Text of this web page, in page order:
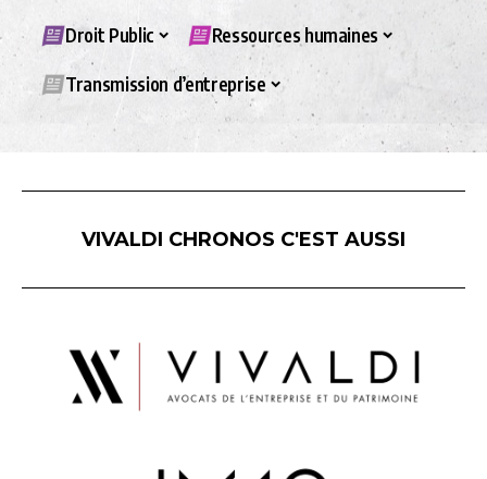
Droit Public Ressources humaines
Transmission d’entreprise
VIVALDI CHRONOS C'EST AUSSI